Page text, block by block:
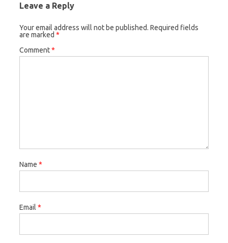
Leave a Reply
Your email address will not be published. Required fields
are marked *
Comment*
Name *
Email *